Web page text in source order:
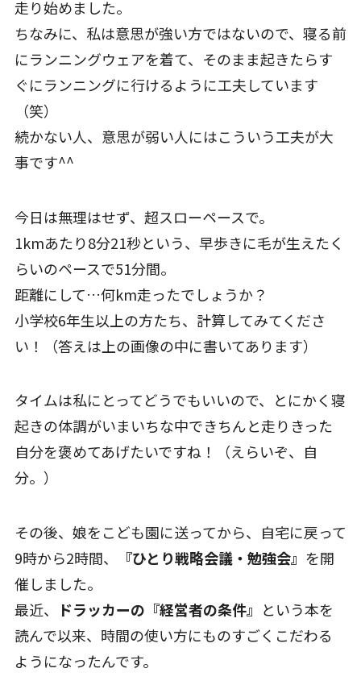
走り始めました。
ちなみに、私は意思が強い方ではないので、寝る前
にランニングウェアを着て、そのまま起きたらす
ぐにランニングに行けるように工夫しています
（笑）
続かない人、意思が弱い人にはこういう工夫が大
事です^^
今日は無理はせず、超スローペースで。
1kmあたり8分21秒という、早歩きに毛が生えたく
らいのペースで51分間。
距離にして…何km走ったでしょうか？
小学校6年生以上の方たち、計算してみてくださ
い！（答えは上の画像の中に書いてあります）
タイムは私にとってどうでもいいので、とにかく寝
起きの体調がいまいちな中できちんと走りきった
自分を褒めてあげたいですね！（えらいぞ、自
分。）
その後、娘をこども園に送ってから、自宅に戻って
9時から2時間、
『ひとり戦略会議・勉強会』 を開
催しました。
最近、
ドラッカーの『経営者の条件』 という本を
読んで以来、時間の使い方にものすごくこだわる
ようになったんです。